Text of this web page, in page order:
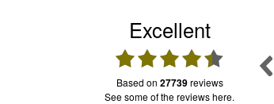
Excellent
based on 27739reviews
see some of the reviews here.
Una garanzia. Ho usato già tante volte questo
servizio e mi sono trovata molto bene.
Puntuali e trasparenti. Assistenza: funziona e
il personale è cordiale